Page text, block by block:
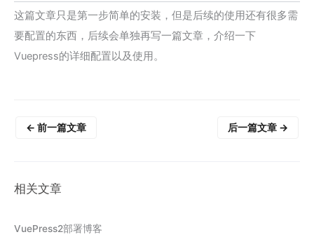
这篇文章只是第一步简单的安装，但是后续的使用还有很多需
要配置的东西，后续会单独再写一篇文章，介绍一下
Vuepress的详细配置以及使用。
← 前一篇文章 后一篇文章 →
相关文章
VuePress2部署博客